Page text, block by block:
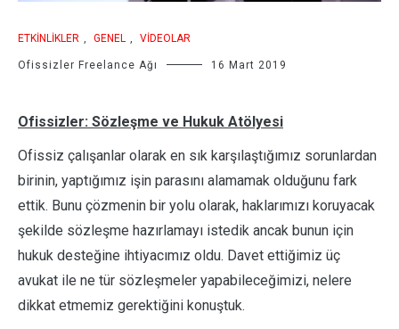
ETKINLIKLER , GENEL , VIDEOLAR
Ofissizler Freelance Ağı 16 Mart 2019
Ofissizler: Sözleşme ve Hukuk Atölyesi
Ofissiz çalışanlar olarak en sık karşılaştığımız sorunlardan
birinin, yaptığımız işin parasını alamamak olduğunu fark
ettik. Bunu çözmenin bir yolu olarak, haklarımızı koruyacak
şekilde sözleşme hazırlamayı istedik ancak bunun için
hukuk desteğine ihtiyacımız oldu. Davet ettiğimiz üç
avukat ile ne tür sözleşmeler yapabileceğimizi, nelere
dikkat etmemiz gerektiğini konuştuk.